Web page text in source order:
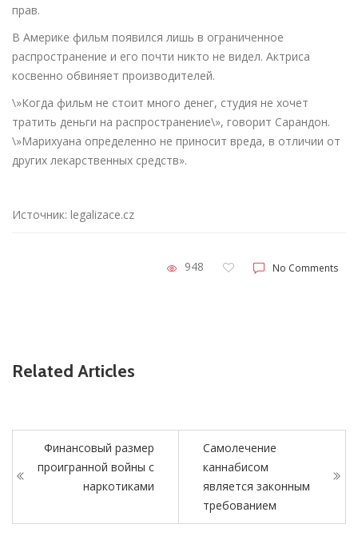
прав.
В Америке фильм появился лишь в ограниченное
распространение и его почти никто не видел. Актриса
косвенно обвиняет производителей.
\»Когда фильм не стоит много денег, студия не хочет
тратить деньги на распространение\», говорит Сарандон.
\»Марихуана определенно не приносит вреда, в отличии от
других лекарственных средств».
Источник: legalizace.cz
948 No Comments
Related Articles
Финансовый размер
проигранной войны с
наркотиками
Самолечение
каннабисом
является законным
требованием